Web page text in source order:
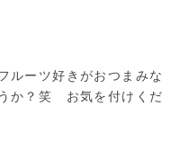
ルーツ好きがおつまみな
か？笑 お気を付けくだ